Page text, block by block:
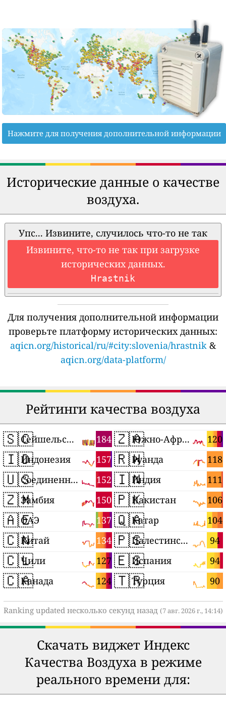
Нажмите для получения дополнительной информации
Исторические данные о качестве
воздуха.
Упс... Извините, случилось что-то не так
Извините, что-то не так при загрузке
исторических данных.
Hrastnik
Для получения дополнительной информации
проверьте платформу исторических данных:
aqicn.org/historical/ru/#city:slovenia/hrastnik &
aqicn.org/data-platform/
Рейтинги качества воздуха
🇸🇨 184
Сейшельские Острова
🇮🇩 157
Индонезия
🇺🇸 152
Соединенные Штаты
🇿🇲 150
Замбия
🇦🇪 137
ОАЭ
🇨🇳 134
Китай
🇨🇱 127
Чили
🇨🇦 124
Канада
🇿🇦 120
Южно-Африканская Республика
🇷🇼 118
Руанда
🇮🇳 111
Индия
🇵🇰 106
Пакистан
🇶🇦 104
Катар
🇵🇸 94
Палестинские территории
🇪🇸 94
Испания
🇹🇷 90
Турция
Ranking updated несколько секунд назад (7 авг. 2026 г., 14:14)
Скачать виджет Индекс
Качества Воздуха в режиме
реального времени для: